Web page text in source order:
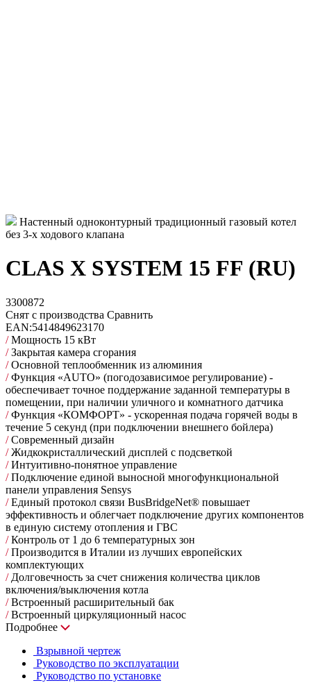
Настенный одноконтурный традиционный газовый котел
без 3-х ходового клапана
CLAS X SYSTEM 15 FF (RU)
3300872
Снят с производства Сравнить
EAN:5414849623170
/Мощность 15 кВт
/Закрытая камера сгорания
/Основной теплообменник из алюминия
/Функция «AUTO» (погодозависимое регулирование) -
обеспечивает точное поддержание заданной температуры в
помещении, при наличии уличного и комнатного датчика
/Функция «КОМФОРТ» - ускоренная подача горячей воды в
течение 5 секунд (при подключении внешнего бойлера)
/Современный дизайн
/Жидкокристаллический дисплей с подсветкой
/Интуитивно-понятное управление
/Подключение единой выносной многофункциональной
панели управления Sensys
/Единый протокол связи BusBridgeNet® повышает
эффективность и облегчает подключение других компонентов
в единую систему отопления и ГВС
/Контроль от 1 до 6 температурных зон
/Производится в Италии из лучших европейских
комплектующих
/Долговечность за счет снижения количества циклов
включения/выключения котла
/Встроенный расширительный бак
/Встроенный циркуляционный насос
Подробнее
Взрывной чертеж
Руководство по эксплуатации
Руководство по установке